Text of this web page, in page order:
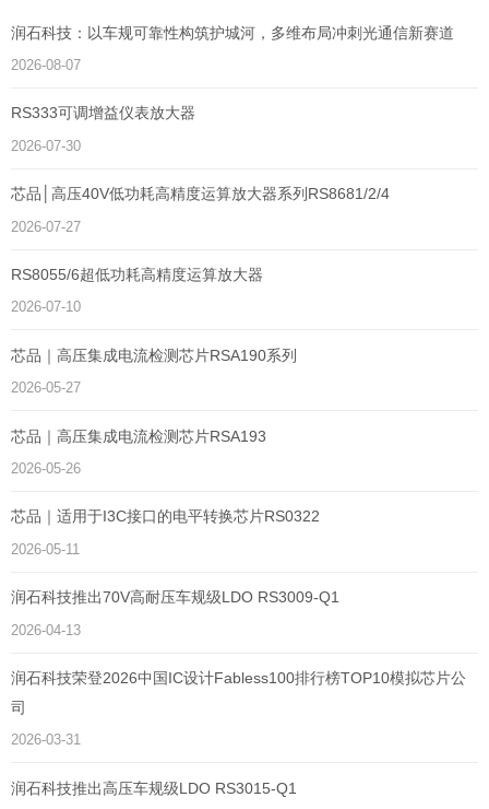
润石科技：以车规可靠性构筑护城河，多维布局冲刺光通信新赛道
2026-08-07
RS333可调增益仪表放大器
2026-07-30
芯品│高压40V低功耗高精度运算放大器系列RS8681/2/4
2026-07-27
RS8055/6超低功耗高精度运算放大器
2026-07-10
芯品｜高压集成电流检测芯片RSA190系列
2026-05-27
芯品｜高压集成电流检测芯片RSA193
2026-05-26
芯品｜适用于I3C接口的电平转换芯片RS0322
2026-05-11
润石科技推出70V高耐压车规级LDO RS3009-Q1
2026-04-13
润石科技荣登2026中国IC设计Fabless100排行榜TOP10模拟芯片公
司
2026-03-31
润石科技推出高压车规级LDO RS3015-Q1